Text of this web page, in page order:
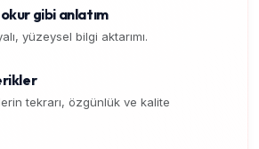
gibi anlatım
yüzeysel bilgi aktarımı.
tekrarı, özgünlük ve kalite